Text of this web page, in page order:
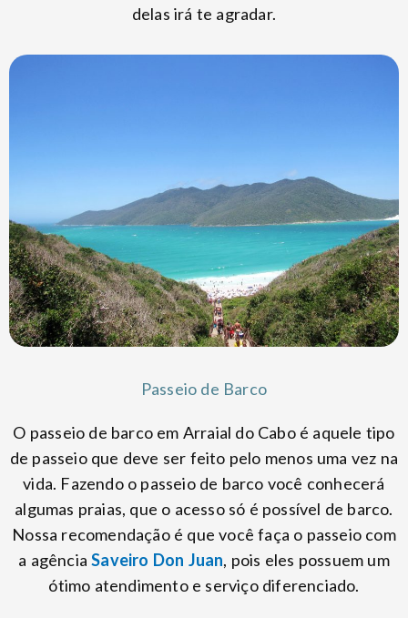
delas irá te agradar.
Passeio de Barco
O passeio de barco em Arraial do Cabo é aquele tipo
de passeio que deve ser feito pelo menos uma vez na
vida. Fazendo o passeio de barco você conhecerá
algumas praias, que o acesso só é possível de barco.
Nossa recomendação é que você faça o passeio com
a agênciaSaveiro Don Juan, pois eles possuem um
ótimo atendimento e serviço diferenciado.